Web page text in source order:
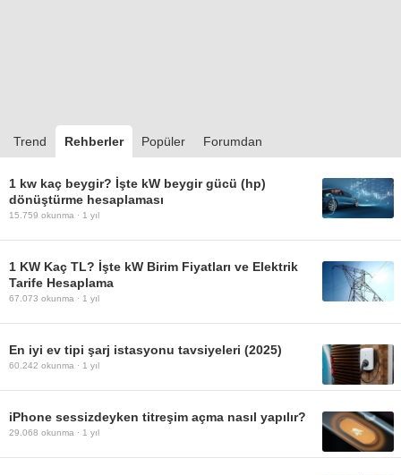
Trend Rehberler Popüler Forumdan
1 kw kaç beygir? İşte kW beygir gücü (hp)
dönüştürme hesaplaması
15.759 okunma · 1 yıl
1 KW Kaç TL? İşte kW Birim Fiyatları ve Elektrik
Tarife Hesaplama
67.073 okunma · 1 yıl
En iyi ev tipi şarj istasyonu tavsiyeleri (2025)
60.242 okunma · 1 yıl
iPhone sessizdeyken titreşim açma nasıl yapılır?
29.068 okunma · 1 yıl